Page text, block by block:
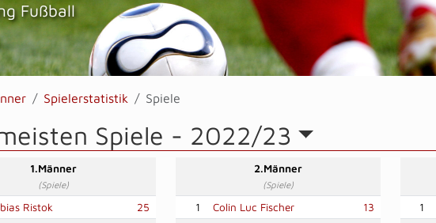
Fußball
Spielerstatistik Spiele
Spiele - 2022/23
1.Männer
(Spiele)
Ristok
25
2.Männer
(Spiele)
1 Colin Luc Fischer
13
1